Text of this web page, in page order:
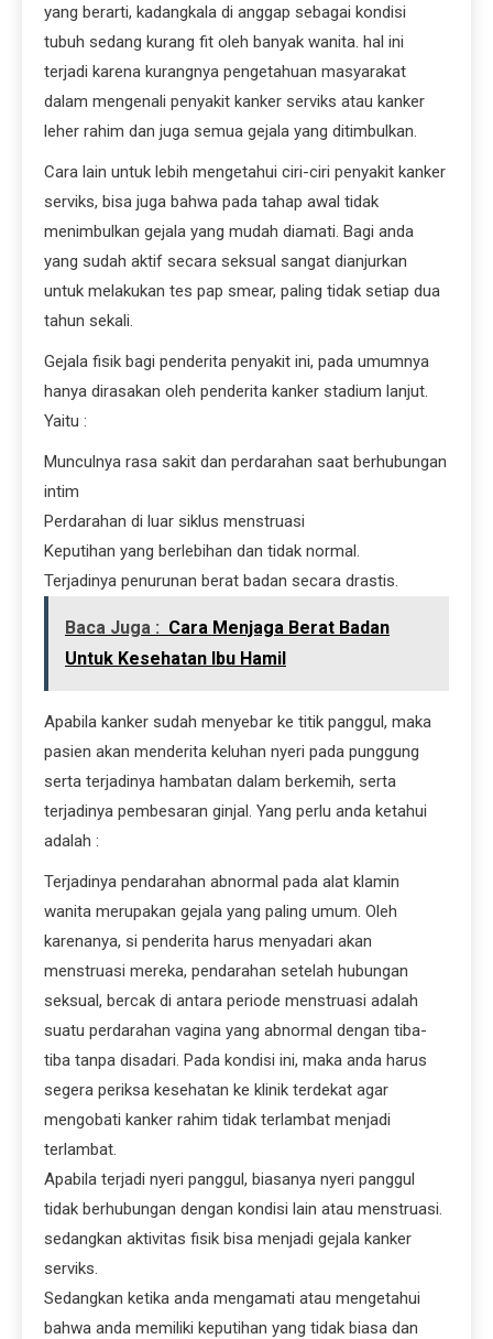
yang berarti, kadangkala di anggap sebagai kondisi
tubuh sedang kurang fit oleh banyak wanita. hal ini
terjadi karena kurangnya pengetahuan masyarakat
dalam mengenali penyakit kanker serviks atau kanker
leher rahim dan juga semua gejala yang ditimbulkan.
Cara lain untuk lebih mengetahui ciri-ciri penyakit kanker
serviks, bisa juga bahwa pada tahap awal tidak
menimbulkan gejala yang mudah diamati. Bagi anda
yang sudah aktif secara seksual sangat dianjurkan
untuk melakukan tes pap smear, paling tidak setiap dua
tahun sekali.
Gejala fisik bagi penderita penyakit ini, pada umumnya
hanya dirasakan oleh penderita kanker stadium lanjut.
Yaitu :
Munculnya rasa sakit dan perdarahan saat berhubungan
intim
Perdarahan di luar siklus menstruasi
Keputihan yang berlebihan dan tidak normal.
Terjadinya penurunan berat badan secara drastis.
Baca Juga : Cara Menjaga Berat Badan
Untuk Kesehatan Ibu Hamil
Apabila kanker sudah menyebar ke titik panggul, maka
pasien akan menderita keluhan nyeri pada punggung
serta terjadinya hambatan dalam berkemih, serta
terjadinya pembesaran ginjal. Yang perlu anda ketahui
adalah :
Terjadinya pendarahan abnormal pada alat klamin
wanita merupakan gejala yang paling umum. Oleh
karenanya, si penderita harus menyadari akan
menstruasi mereka, pendarahan setelah hubungan
seksual, bercak di antara periode menstruasi adalah
suatu perdarahan vagina yang abnormal dengan tiba-
tiba tanpa disadari. Pada kondisi ini, maka anda harus
segera periksa kesehatan ke klinik terdekat agar
mengobati kanker rahim tidak terlambat menjadi
terlambat.
Apabila terjadi nyeri panggul, biasanya nyeri panggul
tidak berhubungan dengan kondisi lain atau menstruasi.
sedangkan aktivitas fisik bisa menjadi gejala kanker
serviks.
Sedangkan ketika anda mengamati atau mengetahui
bahwa anda memiliki keputihan yang tidak biasa dan